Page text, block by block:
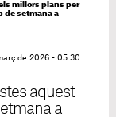
millors plans per
de setmana a
de 2026 - 05:30
aquest
a